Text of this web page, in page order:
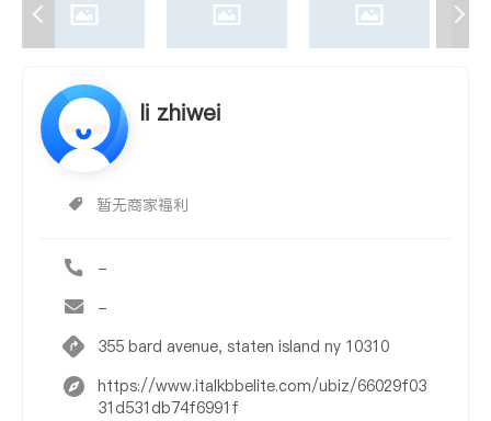
li zhiwei
暂无商家福利
-
-
355 bard avenue, staten island ny 10310
https://www.italkbbelite.com/ubiz/66029f03
31d531db74f6991f